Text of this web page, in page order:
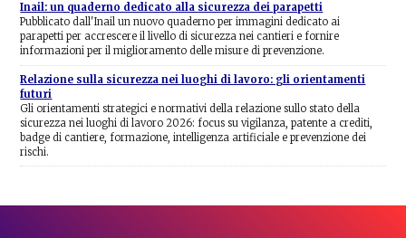
Inail: un quaderno dedicato alla sicurezza dei parapetti
Pubblicato dall'Inail un nuovo quaderno per immagini dedicato ai
parapetti per accrescere il livello di sicurezza nei cantieri e fornire
informazioni per il miglioramento delle misure di prevenzione.
Relazione sulla sicurezza nei luoghi di lavoro: gli orientamenti
futuri
Gli orientamenti strategici e normativi della relazione sullo stato della
sicurezza nei luoghi di lavoro 2026: focus su vigilanza, patente a crediti,
badge di cantiere, formazione, intelligenza artificiale e prevenzione dei
rischi.